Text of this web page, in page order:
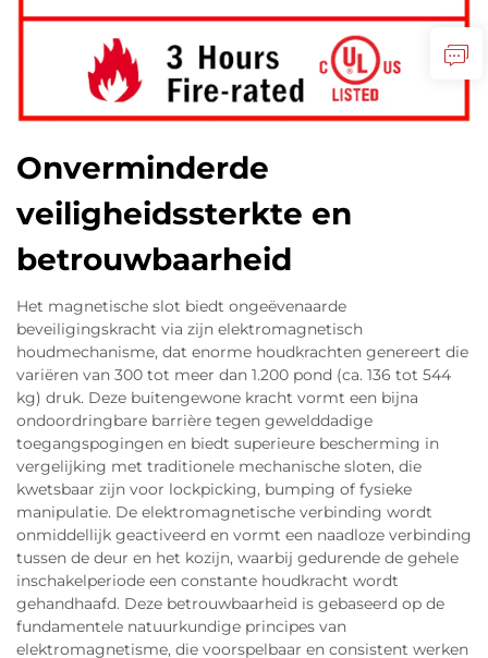
Onverminderde
veiligheidssterkte en
betrouwbaarheid
Het magnetische slot biedt ongeëvenaarde
beveiligingskracht via zijn elektromagnetisch
houdmechanisme, dat enorme houdkrachten genereert die
variëren van 300 tot meer dan 1.200 pond (ca. 136 tot 544
kg) druk. Deze buitengewone kracht vormt een bijna
ondoordringbare barrière tegen gewelddadige
toegangspogingen en biedt superieure bescherming in
vergelijking met traditionele mechanische sloten, die
kwetsbaar zijn voor lockpicking, bumping of fysieke
manipulatie. De elektromagnetische verbinding wordt
onmiddellijk geactiveerd en vormt een naadloze verbinding
tussen de deur en het kozijn, waarbij gedurende de gehele
inschakelperiode een constante houdkracht wordt
gehandhaafd. Deze betrouwbaarheid is gebaseerd op de
fundamentele natuurkundige principes van
elektromagnetisme, die voorspelbaar en consistent werken